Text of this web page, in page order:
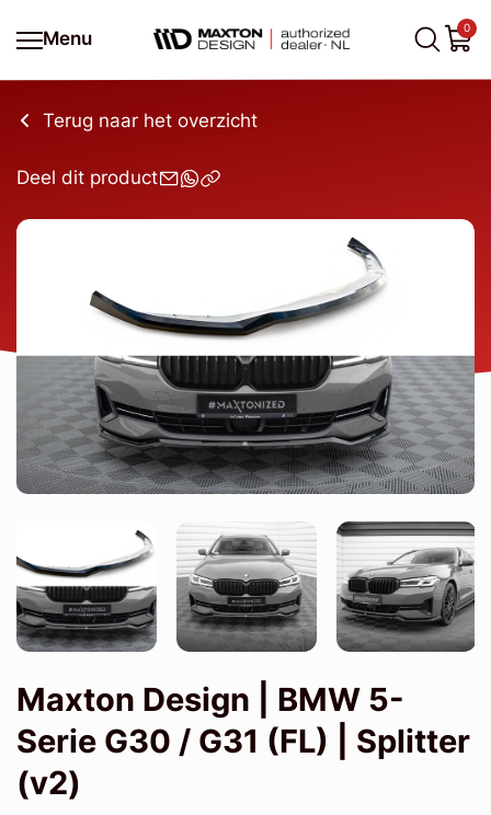
Menu
0
Terug naar het overzicht
Deel dit product
Maxton Design | BMW 5-
Serie G30 / G31 (FL) | Splitter
(v2)